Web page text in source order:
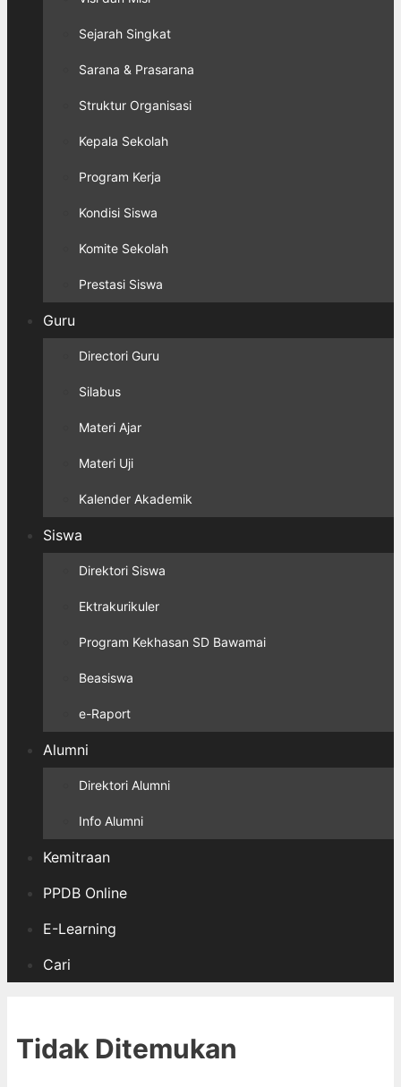
Sejarah Singkat
Sarana & Prasarana
Struktur Organisasi
Kepala Sekolah
Program Kerja
Kondisi Siswa
Komite Sekolah
Prestasi Siswa
Guru
Directori Guru
Silabus
Materi Ajar
Materi Uji
Kalender Akademik
Siswa
Direktori Siswa
Ektrakurikuler
Program Kekhasan SD Bawamai
Beasiswa
e-Raport
Alumni
Direktori Alumni
Info Alumni
Kemitraan
PPDB Online
E-Learning
Cari
Tidak Ditemukan